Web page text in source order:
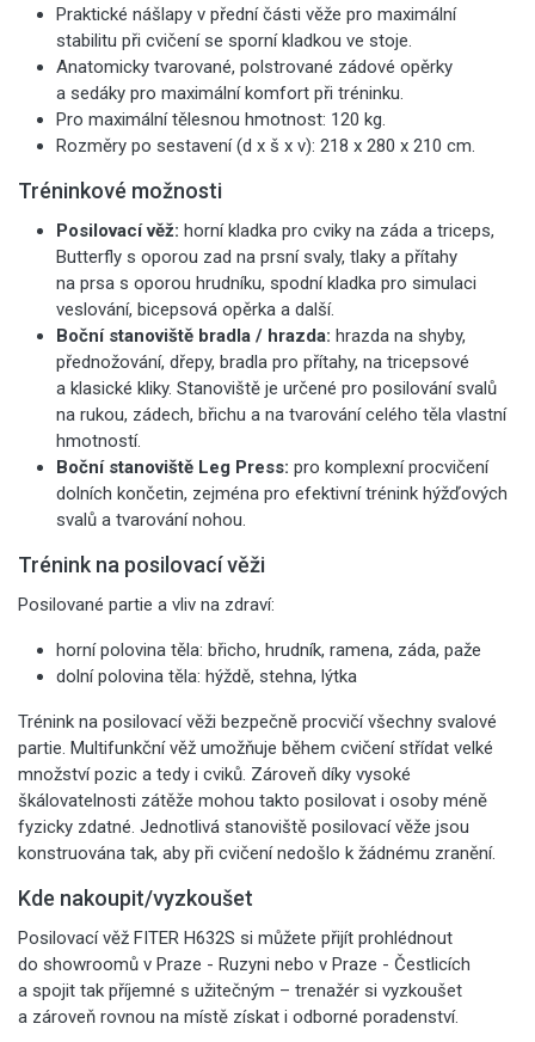
Praktické nášlapy v přední části věže pro maximální
stabilitu při cvičení se sporní kladkou ve stoje.
Anatomicky tvarované, polstrované zádové opěrky
a sedáky pro maximální komfort při tréninku.
Pro maximální tělesnou hmotnost: 120 kg.
Rozměry po sestavení (d x š x v): 218 x 280 x 210 cm.
Tréninkové možnosti
Posilovací věž: horní kladka pro cviky na záda a triceps,
Butterfly s oporou zad na prsní svaly, tlaky a přítahy
na prsa s oporou hrudníku, spodní kladka pro simulaci
veslování, bicepsová opěrka a další.
Boční stanoviště bradla / hrazda: hrazda na shyby,
přednožování, dřepy, bradla pro přítahy, na tricepsové
a klasické kliky. Stanoviště je určené pro posilování svalů
na rukou, zádech, břichu a na tvarování celého těla vlastní
hmotností.
Boční stanoviště Leg Press: pro komplexní procvičení
dolních končetin, zejména pro efektivní trénink hýžďových
svalů a tvarování nohou.
Trénink na posilovací věži
Posilované partie a vliv na zdraví:
horní polovina těla: břicho, hrudník, ramena, záda, paže
dolní polovina těla: hýždě, stehna, lýtka
Trénink na posilovací věži bezpečně procvičí všechny svalové
partie. Multifunkční věž umožňuje během cvičení střídat velké
množství pozic a tedy i cviků. Zároveň díky vysoké
škálovatelnosti zátěže mohou takto posilovat i osoby méně
fyzicky zdatné. Jednotlivá stanoviště posilovací věže jsou
konstruována tak, aby při cvičení nedošlo k žádnému zranění.
Kde nakoupit/vyzkoušet
Posilovací věž FITER H632S si můžete přijít prohlédnout
do showroomů v Praze - Ruzyni nebo v Praze - Čestlicích
a spojit tak příjemné s užitečným – trenažér si vyzkoušet
a zároveň rovnou na místě získat i odborné poradenství.